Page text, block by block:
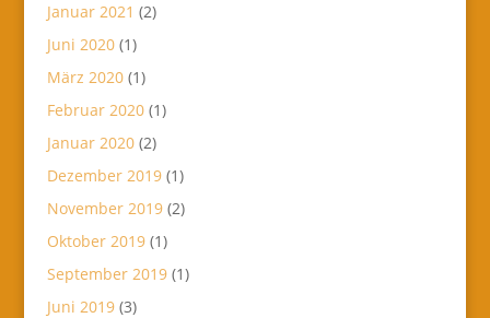
Januar 2021 (2)
Juni 2020(1)
März 2020(1)
Februar 2020(1)
Januar 2020(2)
Dezember 2019(1)
November 2019(2)
Oktober 2019(1)
September 2019(1)
Juni 2019(3)